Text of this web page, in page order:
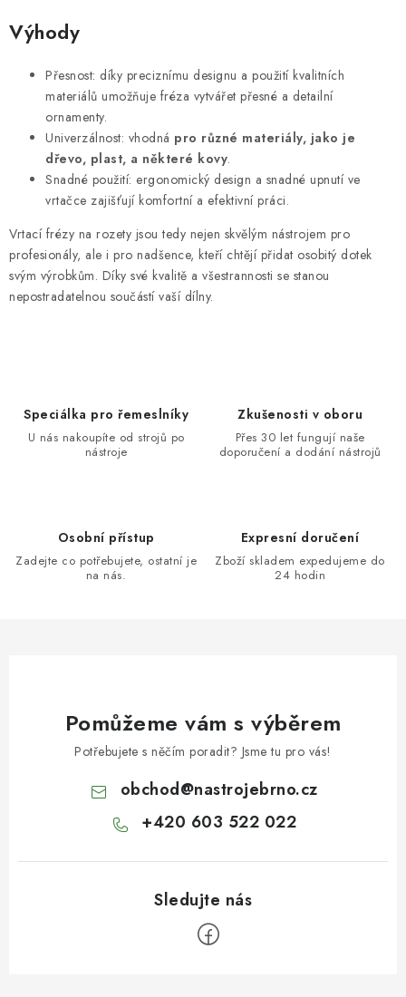
NÁSTROJE PRO ŘEZÁNÍ KOVU
POTŘEBUJI DOBRÝ STROJ
KONTAKTY
Moje objednávka
Výhody
Přesnost: díky preciznímu designu a použití kvalitních
materiálů umožňuje fréza vytvářet přesné a detailní
ornamenty.
Univerzálnost: vhodná pro různé materiály, jako je
dřevo, plast, a některé kovy.
Snadné použití: ergonomický design a snadné upnutí ve
vrtačce zajišťují komfortní a efektivní práci.
Vrtací frézy na rozety jsou tedy nejen skvělým nástrojem pro
profesionály, ale i pro nadšence, kteří chtějí přidat osobitý dotek
svým výrobkům. Díky své kvalitě a všestrannosti se stanou
nepostradatelnou součástí vaší dílny.
Speciálka pro řemeslníky
U nás nakoupíte od strojů po
nástroje
Zkušenosti v oboru
Přes 30 let fungují naše
doporučení a dodání nástrojů
Osobní přístup
Zadejte co potřebujete, ostatní je
na nás.
Expresní doručení
Zboží skladem expedujeme do
24 hodin
Pomůžeme vám s výběrem
Potřebujete s něčím poradit? Jsme tu pro vás!
obchod@nastrojebrno.cz
+420 603 522 022